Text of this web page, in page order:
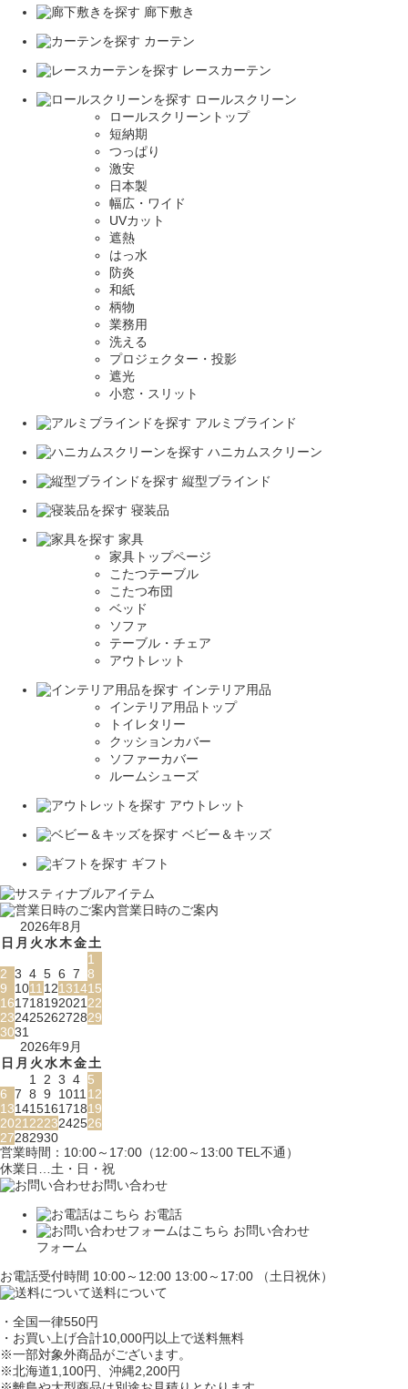
廊下敷き
カーテン
レースカーテン
ロールスクリーン
ロールスクリーントップ
短納期
つっぱり
激安
日本製
幅広・ワイド
UVカット
遮熱
はっ水
防炎
和紙
柄物
業務用
洗える
プロジェクター・投影
遮光
小窓・スリット
アルミブラインド
ハニカムスクリーン
縦型ブラインド
寝装品
家具
家具トップページ
こたつテーブル
こたつ布団
ベッド
ソファ
テーブル・チェア
アウトレット
インテリア用品
インテリア用品トップ
トイレタリー
クッションカバー
ソファーカバー
ルームシューズ
アウトレット
ベビー＆キッズ
ギフト
営業日時のご案内
2026年8月
日 月 火水木金土
1
2 3 4 5 6 7 8
9
101112131415
16171819202122
23242526272829
3031
2026年9月
日 月 火水木金土
1 2 3 4 5
6 7 8 9 101112
13141516171819
20212223242526
27282930
営業時間：10:00～17:00（12:00～13:00 TEL不通）
休業日…土・日・祝
お問い合わせ
お電話
お問い合わせ
フォーム
お電話受付時間 10:00～12:00 13:00～17:00 （土日祝休）
送料について
・全国一律550円
・お買い上げ合計10,000円 以上で送料無料
※一部対象外商品がございます。
※北海道1,100円、沖縄2,200円